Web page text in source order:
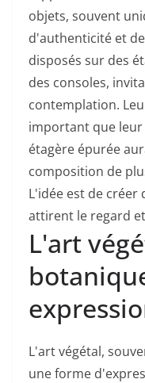
objets, souvent
d'authenticité et
disposés sur des
des consoles,
contemplation.
important que
étagère épurée
composition de
L'idée est de créer
attirent le regard
L'art
L'art végétal,
une forme